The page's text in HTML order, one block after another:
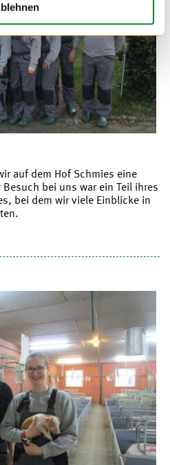
auf dem Hof Schmies eine
bei uns war ein Teil ihres
bei dem wir viele Einblicke in